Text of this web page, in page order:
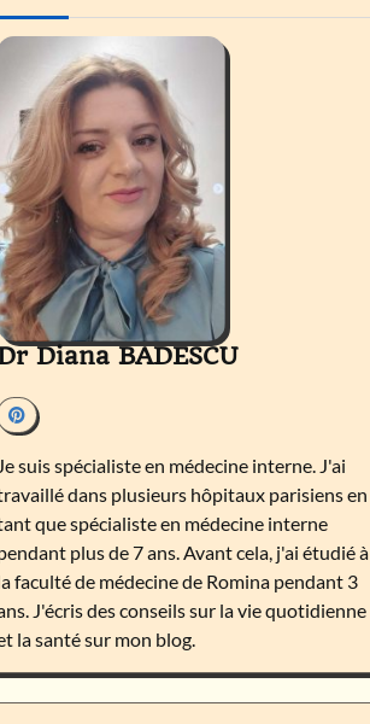
Diana BADESCU
Je suis spécialiste en médecine interne. J'ai
dans plusieurs hôpitaux parisiens en
que spécialiste en médecine interne
plus de 7 ans. Avant cela, j'ai étudié à
faculté de médecine de Romina pendant 3
J'écris des conseils sur la vie quotidienne
la santé sur mon blog.